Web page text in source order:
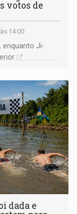
votos de
14:00
enquanto Ji-
dada e